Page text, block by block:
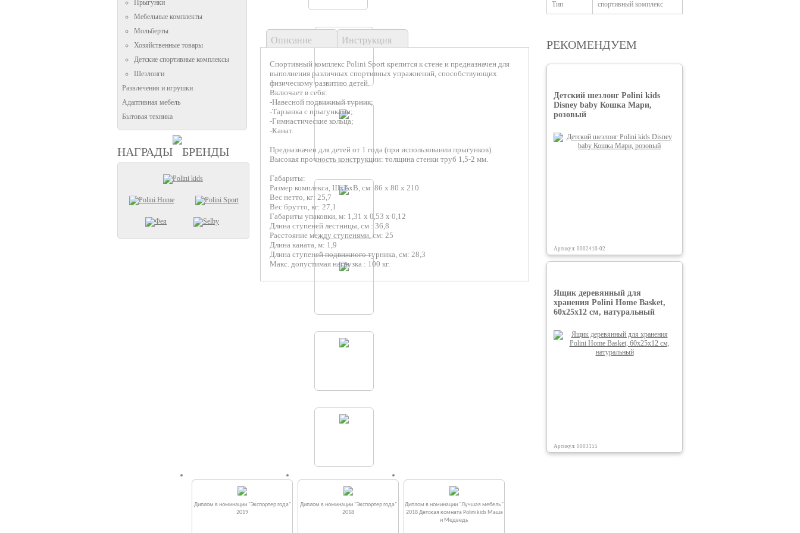
Прыгунки
Мебельные комплекты
Мольберты
Хозяйственные товары
Детские спортивные комплексы
Шезлонги
Развлечения и игрушки
Адаптивная мебель
Бытовая техника
НАГРАДЫ БРЕНДЫ
Описание Инструкция
Спортивный комплекс Polini Sport крепится к стене и предназначен для
выполнения различных спортивных упражнений, способствующих
физическому развитию детей.
Включает в себя:
-Навесной подвижный турник;
-Тарзанка с прыгунками;
-Гимнастические кольца;
-Канат.
Предназначен для детей от 1 года (при использовании прыгунков).
Высокая прочность конструкции: толщина стенки труб 1,5-2 мм.
Габариты:
Размер комплекса, ШхГхВ, см: 86 х 80 х 210
Вес нетто, кг: 25,7
Вес брутто, кг: 27,1
Габариты упаковки, м: 1,31 х 0,53 х 0,12
Длина ступеней лестницы, см : 36,8
Расстояние между ступенями, см: 25
Длина каната, м: 1,9
Длина ступеней подвижного турника, см: 28,3
Макс. допустимая нагрузка : 100 кг.
Тип спортивный комплекс
РЕКОМЕНДУЕМ
Детский шезлонг Polini kids
Disney baby Кошка Мари,
розовый
Артикул: 0002410-02
Ящик деревянный для
хранения Polini Home Basket,
60х25х12 см, натуральный
Артикул: 0003155
Диплом в номинации "Экспортер года"
2019
Диплом в номинации "Экспортер года"
2018
Диплом в номинации "Лучшая мебель"
2018 Детская комната Polini kids Маша
и Медведь